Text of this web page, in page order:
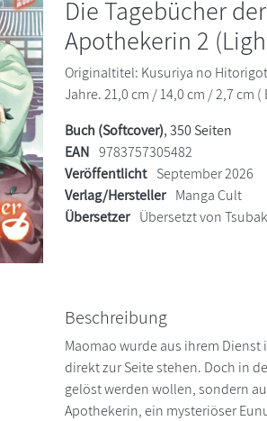
Die Tagebücher der
Apothekerin 2
Originaltitel: Kusuriya no
Jahre. 21,0 cm / 14,0 cm / 2,7 cm (
Buch (Softcover), 350 Seiten
EAN 9783757305482
Veröffentlicht September 2026
Verlag/Hersteller Manga Cult
Übersetzer Übersetzt von
Beschreibung
Maomao wurde aus ihrem
direkt zur Seite stehen. Doch in
gelöst werden wollen, sondern
Apothekerin, ein mysteriöser